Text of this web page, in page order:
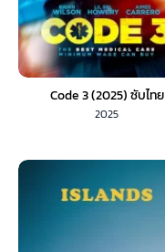
Code 3 (2025) ซับไทย
2025